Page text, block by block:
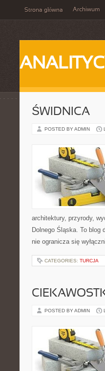
Strona główna Archiwum
ŚWIDNICA
POSTED BY ADMIN
architektury, przyrody,
Dolnego Śląska. To blog
nie ogranicza się
CATEGORIES: TURCJA
POSTED BY ADMIN